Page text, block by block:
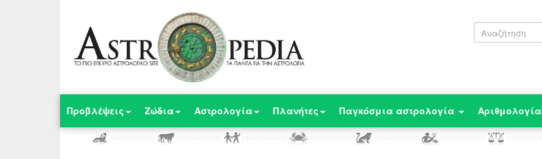
Προβλέψεις Ζώδια Αστρολογία Πλανήτες Παγκόσμια αστρολογία Αριθμολογία